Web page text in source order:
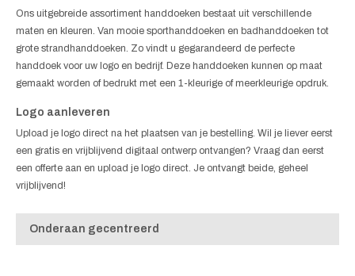
Ons uitgebreide assortiment handdoeken bestaat uit verschillende
maten en kleuren. Van mooie sporthanddoeken en badhanddoeken tot
grote strandhanddoeken. Zo vindt u gegarandeerd de perfecte
handdoek voor uw logo en bedrijf. Deze handdoeken kunnen op maat
gemaakt worden of bedrukt met een 1-kleurige of meerkleurige opdruk.
Logo aanleveren
Upload je logo direct na het plaatsen van je bestelling. Wil je liever eerst
een gratis en vrijblijvend digitaal ontwerp ontvangen? Vraag dan eerst
een offerte aan en upload je logo direct. Je ontvangt beide, geheel
vrijblijvend!
Onderaan gecentreerd